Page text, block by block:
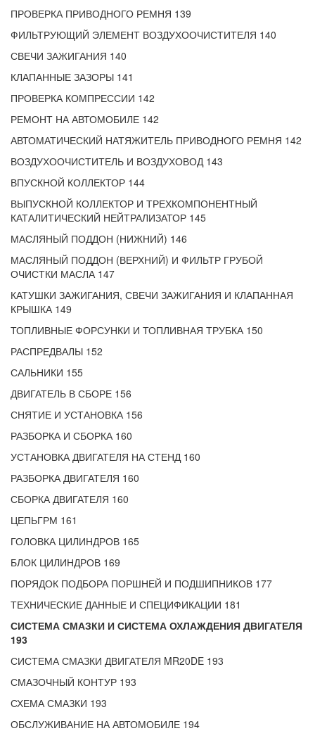
ПРОВЕРКА ПРИВОДНОГО РЕМНЯ 139
ФИЛЬТРУЮЩИЙ ЭЛЕМЕНТ ВОЗДУХООЧИСТИТЕЛЯ 140
СВЕЧИ ЗАЖИГАНИЯ 140
КЛАПАННЫЕ ЗАЗОРЫ 141
ПРОВЕРКА КОМПРЕССИИ 142
РЕМОНТ НА АВТОМОБИЛЕ 142
АВТОМАТИЧЕСКИЙ НАТЯЖИТЕЛЬ ПРИВОДНОГО РЕМНЯ 142
ВОЗДУХООЧИСТИТЕЛЬ И ВОЗДУХОВОД 143
ВПУСКНОЙ КОЛЛЕКТОР 144
ВЫПУСКНОЙ КОЛЛЕКТОР И ТРЕХКОМПОНЕНТНЫЙ
КАТАЛИТИЧЕСКИЙ НЕЙТРАЛИЗАТОР 145
МАСЛЯНЫЙ ПОДДОН (НИЖНИЙ) 146
МАСЛЯНЫЙ ПОДДОН (ВЕРХНИЙ) И ФИЛЬТР ГРУБОЙ
ОЧИСТКИ МАСЛА 147
КАТУШКИ ЗАЖИГАНИЯ, СВЕЧИ ЗАЖИГАНИЯ И КЛАПАННАЯ
КРЫШКА 149
ТОПЛИВНЫЕ ФОРСУНКИ И ТОПЛИВНАЯ ТРУБКА 150
РАСПРЕДВАЛЫ 152
САЛЬНИКИ 155
ДВИГАТЕЛЬ В СБОРЕ 156
СНЯТИЕ И УСТАНОВКА 156
РАЗБОРКА И СБОРКА 160
УСТАНОВКА ДВИГАТЕЛЯ НА СТЕНД 160
РАЗБОРКА ДВИГАТЕЛЯ 160
СБОРКА ДВИГАТЕЛЯ 160
ЦЕПЬГРМ 161
ГОЛОВКА ЦИЛИНДРОВ 165
БЛОК ЦИЛИНДРОВ 169
ПОРЯДОК ПОДБОРА ПОРШНЕЙ И ПОДШИПНИКОВ 177
ТЕХНИЧЕСКИЕ ДАННЫЕ И СПЕЦИФИКАЦИИ 181
СИСТЕМА СМАЗКИ И СИСТЕМА ОХЛАЖДЕНИЯ ДВИГАТЕЛЯ
193
СИСТЕМА СМАЗКИ ДВИГАТЕЛЯ MR20DE 193
СМАЗОЧНЫЙ КОНТУР 193
СХЕМА СМАЗКИ 193
ОБСЛУЖИВАНИЕ НА АВТОМОБИЛЕ 194